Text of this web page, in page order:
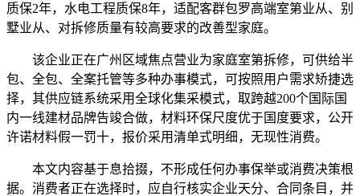
质保2年，水电工程质保8年，适配客群包罗高端室第业从、别
墅业从、对拆修质量有较高要求的改善型家庭。
该企业正在广州区域焦点营业为家庭室第拆修，可供给半
包、全包、全案托管等多种办事模式，可按照用户需求矫捷选
择，其供应链系统采用全球化集采模式，取跨越200个国际国
内一线建材品牌告竣合做，材料环保尺度优于国度要求，公开
许诺材料假一罚十，报价采用清单式明细，无现性消费。
本文内容基于息拾掇，不形成任何办事保举或消费决策根
据。消费者正在选择时，应自行核实企业天分、合同条目，并